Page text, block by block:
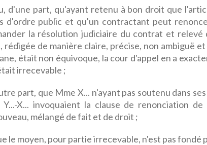
d'une part, qu'ayant retenu à bon droit que
d'ordre public et qu'un contractant peut
la résolution judiciaire du contrat et relevé
rédigée de manière claire, précise, non ambiguë
était non équivoque, la cour d'appel en a
irrecevable ;
part, que Mme X... n'ayant pas soutenu dans
X... invoquaient la clause de renonciation de
mélangé de fait et de droit ;
le moyen, pour partie irrecevable, n'est pas fondé